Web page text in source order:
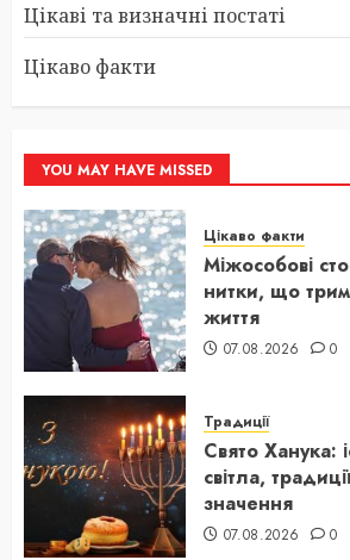
Цікаві та визначні постаті
Цікаво факти
YOU MAY HAVE MISSED
Цікаво факти
Міжособові
нитки, що
життя
07.08.2026 0
Традиції
Свято Ханука:
світла,
значення
07.08.2026 0